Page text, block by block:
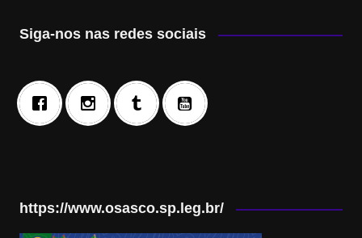
Siga-nos nas redes sociais
https://www.osasco.sp.leg.br/